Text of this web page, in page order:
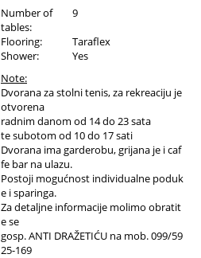
Number of
tables:
9
Flooring:
Taraflex
Shower:
Yes
Note:
Dvorana za stolni tenis, za rekreaciju je
otvorena
radnim danom od 14 do 23 sata
te subotom od 10 do 17 sati
Dvorana ima garderobu, grijana je i caf
fe bar na ulazu.
Postoji mogućnost individualne poduk
e i sparinga.
Za detaljne informacije molimo obratit
e se
gosp. ANTI DRAŽETIĆU na mob. 099/59
25-169